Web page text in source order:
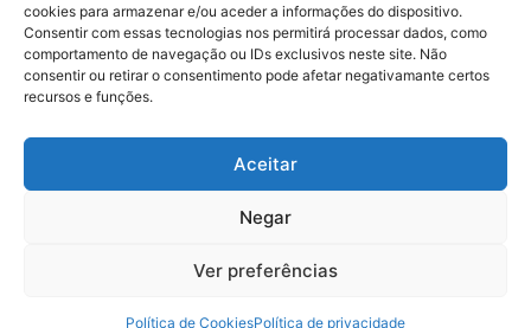
cookies para armazenar e/ou aceder a informações do dispositivo.
Consentir com essas tecnologias nos permitirá processar dados, como
comportamento de navegação ou IDs exclusivos neste site. Não
consentir ou retirar o consentimento pode afetar negativamante certos
recursos e funções.
Aceitar
Negar
Ver preferências
Política de CookiesPolítica de privacidade
Siga-nos nas Redes Sociais
LinkedIn
Instagram
Facebook
YouTube
Twitter
Pesquisar